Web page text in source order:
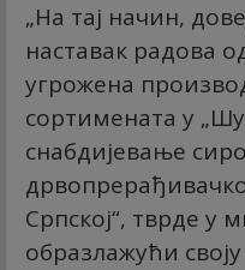
„На тај начин,
наставак радова
угрожена
сортимената у
снабдијевање
Српској“, тврде у
образлажући